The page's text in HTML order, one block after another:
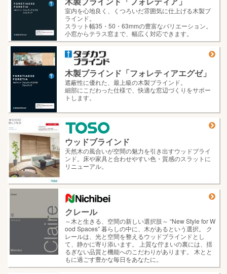
室内を心地良く、くつろいだ雰囲気に仕上げる木製ブ
ラインド。
スラット幅35・50・63mmの豊富なバリエーション。
小窓からテラス窓まで、幅広く対応できます。
木製ブラインド「フォレティアエグゼ」
遮蔽性に優れた、最上級の木製ブラインド。
細部にこだわった仕様で、快適な窓辺づくりをサポー
トします。
ウッドブラインド
天然木の風合いが空間の魅力を引き出すウッドブライ
ンド。床や家具と合わせやすい色・質感のスラットに
リニューアル。
クレール
～木と生きる、空間の新しい選択肢～ “New Style for W
ood Spaces” 暮らしの中に、木があるという選択。 ク
レールは、光と空間を整えるウッドブラインドとし
て、静かに寄り添います。 上質な佇まいの裏には、揺
るぎない品質と機能へのこだわりがあります。 木とと
もに過ごす豊かな毎日をあなたに。